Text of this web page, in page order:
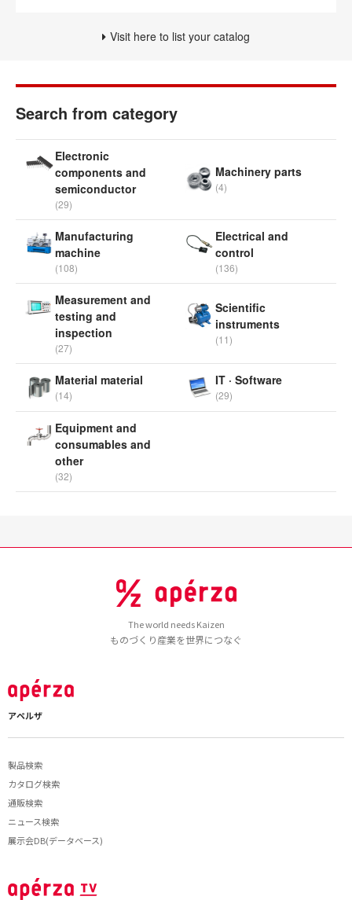
Visit here to list your catalog
Search from category
Electronic
components and
semiconductor
(29)
Machinery parts
(4)
Manufacturing
machine
(108)
Electrical and
control
(136)
Measurement and
testing and
inspection
(27)
Scientific
instruments
(11)
Material material
(14)
IT · Software
(29)
Equipment and
consumables and
other
(32)
The world needs Kaizen
ものづくり産業を世界につなぐ
アペルザ
製品検索
カタログ検索
通販検索
ニュース検索
展示会DB(データベース)